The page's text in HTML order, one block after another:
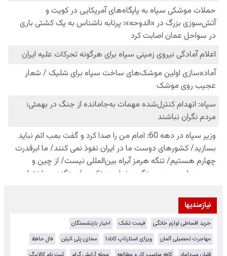
نیازمندیها
خرید اقساطی لوازم خانگی قیمت تشک
اخبار بازنشستگان
مهاجرت تحصیلی آلمان
ویزای استارتاپ کانادا مخازن پلی اتیلن
فال حافظ